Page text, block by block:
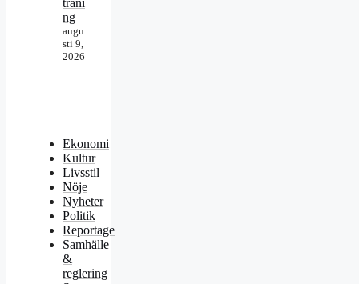
ng
augu
sti 9,
2026
Ekonomi
Kultur
Livsstil
Nöje
Nyheter
Politik
Reportage
Samhälle
&
reglering